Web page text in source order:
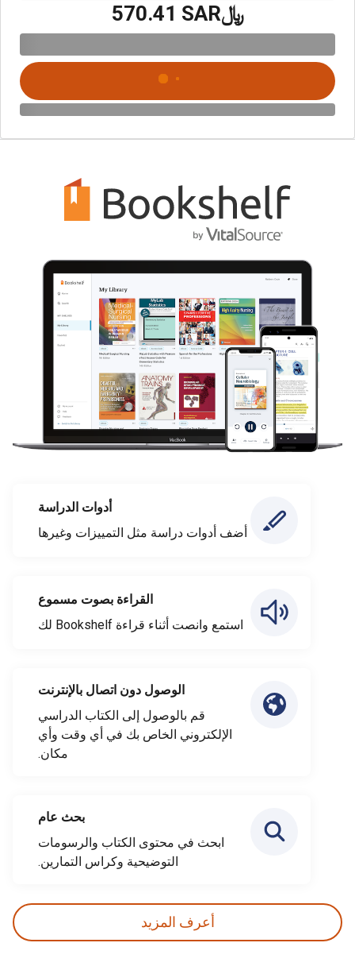
﷼‎570.41 SAR
أدوات الدراسة
أضف أدوات دراسة مثل التمييزات وغيرها
القراءة بصوت مسموع
استمع وانصت أثناء قراءة Bookshelf لك
الوصول دون اتصال بالإنترنت
قم بالوصول إلى الكتاب الدراسي
الإلكتروني الخاص بك في أي وقت وأي
مكان.
بحث عام
ابحث في محتوى الكتاب والرسومات
التوضيحية وكراس التمارين.
أعرف المزيد